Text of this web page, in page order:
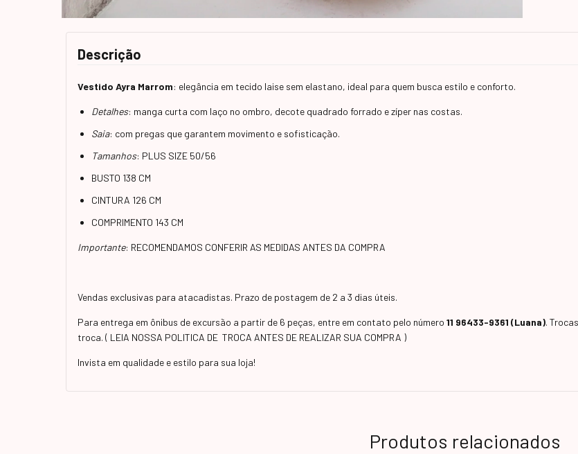
Descrição
Vestido Ayra Marrom: elegância em tecido laise sem elastano, ideal para quem busca estilo e conforto.
Detalhes: manga curta com laço no ombro, decote quadrado forrado e zíper nas costas.
Saia: com pregas que garantem movimento e sofisticação.
Tamanhos: PLUS SIZE 50/56
BUSTO 138 CM
CINTURA 126 CM
COMPRIMENTO 143 CM
Importante: RECOMENDAMOS CONFERIR AS MEDIDAS ANTES DA COMPRA
Vendas exclusivas para atacadistas. Prazo de postagem de 2 a 3 dias úteis.
Para entrega em ônibus de excursão a partir de 6 peças, entre em contato pelo número 11 96433-9361 (Luana).
troca. ( LEIA NOSSA POLITICA DE TROCA ANTES DE REALIZAR SUA COMPRA )
Invista em qualidade e estilo para sua loja!
Produtos relacionados